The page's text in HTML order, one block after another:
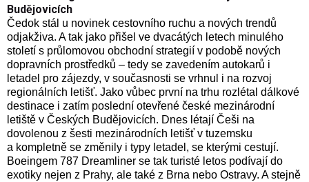
Budějovicích
Čedok stál u novinek cestovního ruchu a nových trendů
odjakživa. A tak jako přišel ve dvacátých letech minulého
století s průlomovou obchodní strategií v podobě nových
dopravních prostředků – tedy se zavedením autokarů i
letadel pro zájezdy, v současnosti se vrhnul i na rozvoj
regionálních letišť. Jako vůbec první na trhu rozlétal dálkové
destinace i zatím poslední otevřené české mezinárodní
letiště v Českých Budějovicích. Dnes létají Češi na
dovolenou z šesti mezinárodních letišť v tuzemsku
a kompletně se změnily i typy letadel, se kterými cestují.
Boeingem 787 Dreamliner se tak turisté letos podívají do
exotiky nejen z Prahy, ale také z Brna nebo Ostravy. A stejně